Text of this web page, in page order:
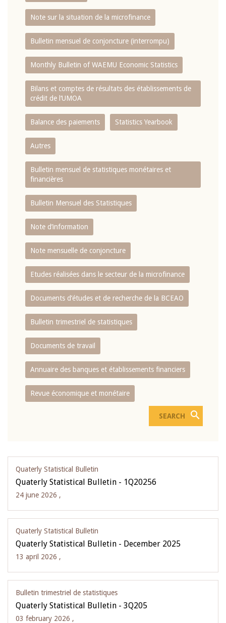
Note sur la situation de la microfinance
Bulletin mensuel de conjoncture (interrompu)
Monthly Bulletin of WAEMU Economic Statistics
Bilans et comptes de résultats des établissements de
crédit de l‘UMOA
Balance des paiements Statistics Yearbook
Autres
Bulletin mensuel de statistiques monétaires et
financières
Bulletin Mensuel des Statistiques
Note d’information
Note mensuelle de conjoncture
Etudes réalisées dans le secteur de la microfinance
Documents d’études et de recherche de la BCEAO
Bulletin trimestriel de statistiques
Documents de travail
Annuaire des banques et établissements financiers
Revue économique et monétaire
Quaterly Statistical Bulletin
Quaterly Statistical Bulletin - 1Q20256
24 june 2026 ,
Quaterly Statistical Bulletin
Quaterly Statistical Bulletin - December 2025
13 april 2026 ,
Bulletin trimestriel de statistiques
Quaterly Statistical Bulletin - 3Q205
03 february 2026 ,